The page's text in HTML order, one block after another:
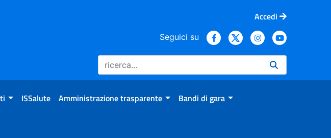
Accedi
Seguici su
ISSalute Amministrazione trasparente Bandi di gara